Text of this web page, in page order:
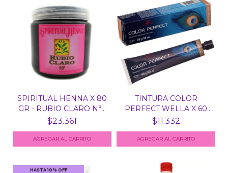
SPIRITUAL HENNA X 80
GR - RUBIO CLARO N°...
$23.361
TINTURA COLOR
PERFECT WELLA X 60
GR
$11.332
HASTA 10% OFF